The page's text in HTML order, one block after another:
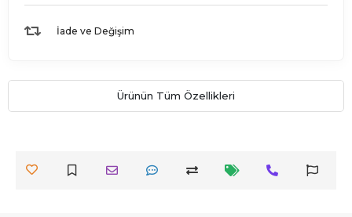
İade ve Değişim
Ürünün Tüm Özellikleri